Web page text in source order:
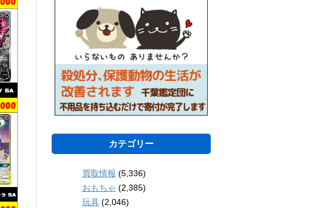
カテゴリー
買取情報 (5,336)
おもちゃ (2,385)
玩具(2,046)